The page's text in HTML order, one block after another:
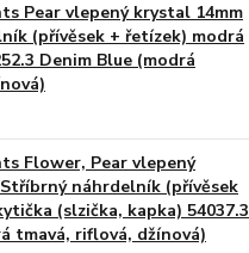
Pear vlepený krystal 14mm
(přívěsek + řetízek) modrá
Denim Blue (modrá
Flower, Pear vlepený
náhrdelník (přívěsek
(slzička, kapka) 54037.3
tmavá, riflová, džínová)